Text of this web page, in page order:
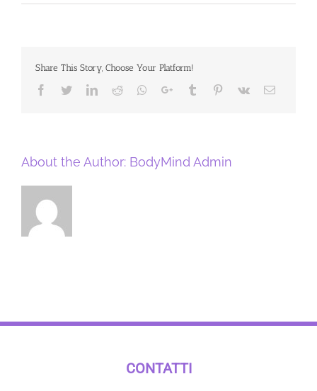
Share This Story, Choose Your Platform!
Facebook
TwitterLinkedIn
Reddit Whatsapp
Google+Tumblr Pinterest
Vk Email
About the Author: BodyMind Admin
CONTATTI